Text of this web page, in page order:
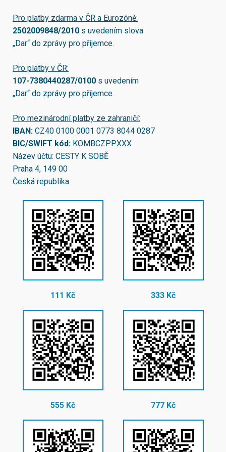
Pro platby zdarma v ČR a Eurozóně:
2502009848/2010 s uvedením slova
„Dar“ do zprávy pro příjemce.
Pro platby v ČR:
107-7380440287/0100 s uvedením
„Dar“ do zprávy pro příjemce.
Pro mezinárodní platby ze zahraničí:
IBAN: CZ40 0100 0001 0773 8044 0287
BIC/SWIFT kód: KOMBCZPPXXX
Název účtu: CESTY K SOBĚ
Praha 4, 149 00
Česká republika
111 Kč 333 Kč
555 Kč 777 Kč